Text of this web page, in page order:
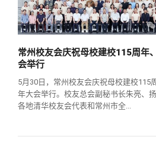
专业委员会
西南联大校友会
捐赠纪事
义工计划
《水木清华》
新媒体平台
清华人物
青春风采
校友服务
信息化服务
总会简介
关闭
常州校友会庆祝母校建校115周年
会举行
5月30日，常州校友会庆祝母校建校115
年大会举行。校友总会副秘书长朱亮、
各地清华校友会代表和常州市全...